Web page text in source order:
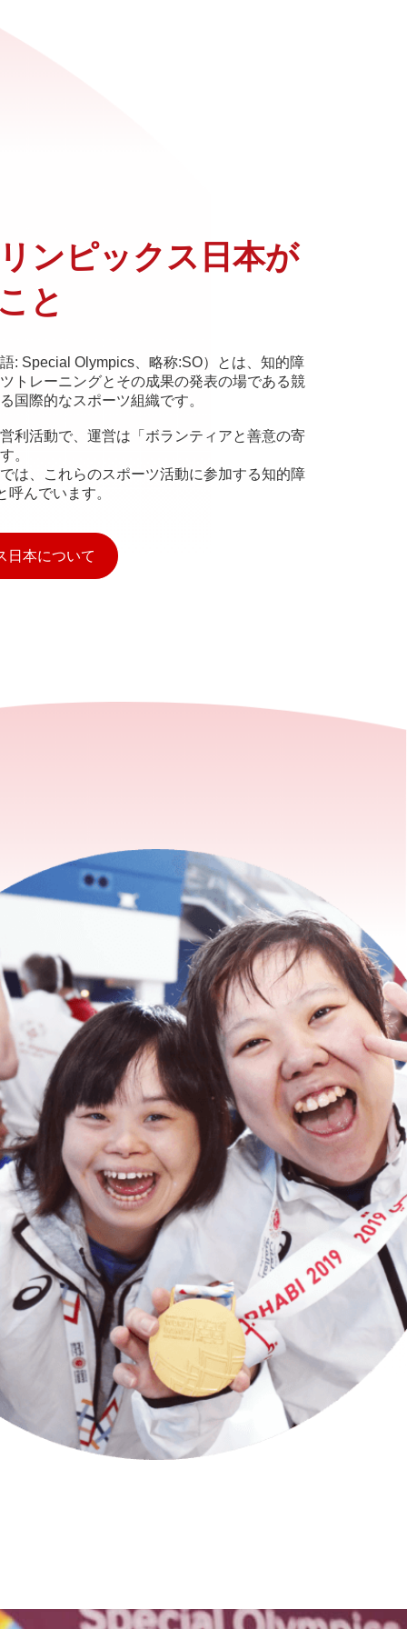
ンピックス日本が
と
: Special Olympics、略称:SO）とは、知的障
トレーニングとその成果の発表の場である競
国際的なスポーツ組織です。
利活動で、運営は「ボランティアと善意の寄
。
は、これらのスポーツ活動に参加する知的障
呼んでいます。
日本について